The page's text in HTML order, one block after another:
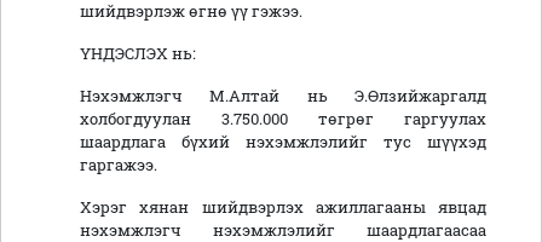
шийдвэрлэж өгнө үү гэжээ.
ҮНДЭСЛЭХ нь:
Нэхэмжлэгч М.Алтай нь Э.Өлзийжаргалд
холбогдуулан 3.750.000 төгрөг гаргуулах
шаардлага бүхий нэхэмжлэлийг тус шүүхэд
гаргажээ.
Хэрэг хянан шийдвэрлэх ажиллагааны явцад
нэхэмжлэгч нэхэмжлэлийг шаардлагаасаа